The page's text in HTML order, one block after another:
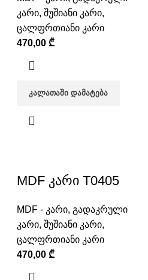
კარი, შუშიანი კარი,
ცალფრთიანი კარი
470,00 ₾
ᲙᲐᲚᲐᲗᲐᲨᲘ ᲓᲐᲛᲐᲢᲔᲑᲐ
MDF კარი T0405
MDF - კარი, გადაკრული
კარი, შუშიანი კარი,
ცალფრთიანი კარი
470,00 ₾